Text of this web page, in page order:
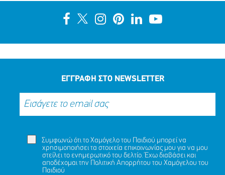
ΕΓΓΡΑΦΗ ΣΤΟ NEWSLETTER
Συμφωνώ ότι το Χαμόγελο του Παιδιού μπορεί να
χρησιμοποιήσει τα στοιχεία επικοινωνίας μου για να μου
στείλει το ενημερωτικό του δελτίο. Έχω διαβάσει και
αποδέχομαι την Πολιτική Απορρήτου του Χαμόγελου του
Παιδιού